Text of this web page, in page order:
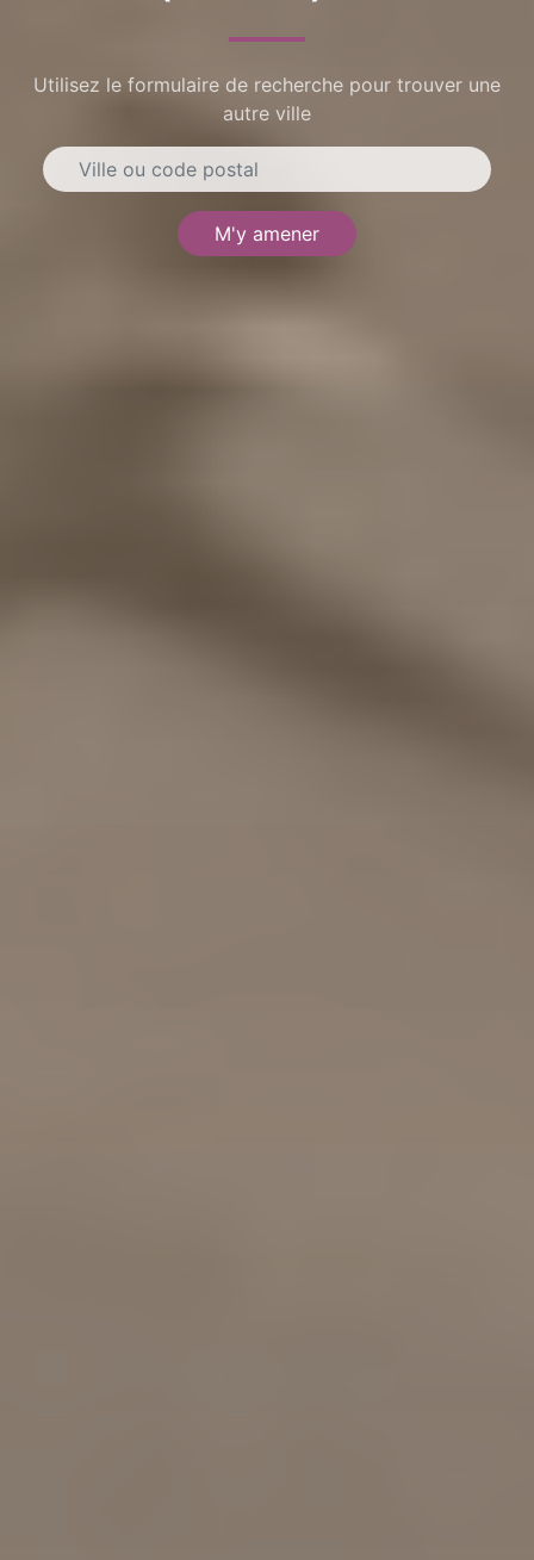
Utilisez le formulaire de recherche pour trouver une
autre ville
M'y amener